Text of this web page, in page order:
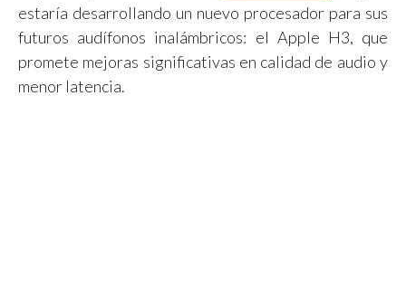
estaría desarrollando un nuevo procesador para sus
futuros audífonos inalámbricos: el Apple H3, que
promete mejoras significativas en calidad de audio y
menor latencia.